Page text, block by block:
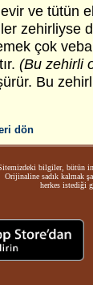
ve tütün
zehirliyse
çok
(Bu zehirli
Bu
dön
bilgiler, bütün
Orijinaline sadık kalmak
herkes istediği